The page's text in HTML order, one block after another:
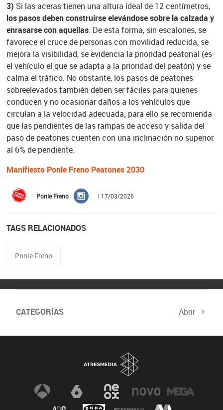
3) Si las aceras tienen una altura ideal de 12 centímetros,
los pasos deben construirse elevándose sobre la calzada y
enrasarse con aquellas. De esta forma, sin escalones, se
favorece el cruce de personas con movilidad reducida, se
mejora la visibilidad, se evidencia la prioridad peatonal (es
el vehículo el que se adapta a la prioridad del peatón) y se
calma el tráfico. No obstante, los pasos de peatones
sobreelevados también deben ser fáciles para quienes
conducen y no ocasionar daños a los vehículos que
circulan a la velocidad adecuada; para ello se recomienda
que las pendientes de las rampas de acceso y salida del
paso de peatones cuenten con una inclinación no superior
al 6% de pendiente.
Manifiesto Ponle Freno Peatones 2030
Ponle Freno | 17/03/2026
TAGS RELACIONADOS
Ponle Freno
CATEGORÍAS Abrir